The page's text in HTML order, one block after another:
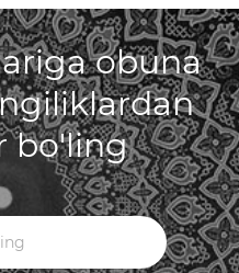
obuna
bo'ling